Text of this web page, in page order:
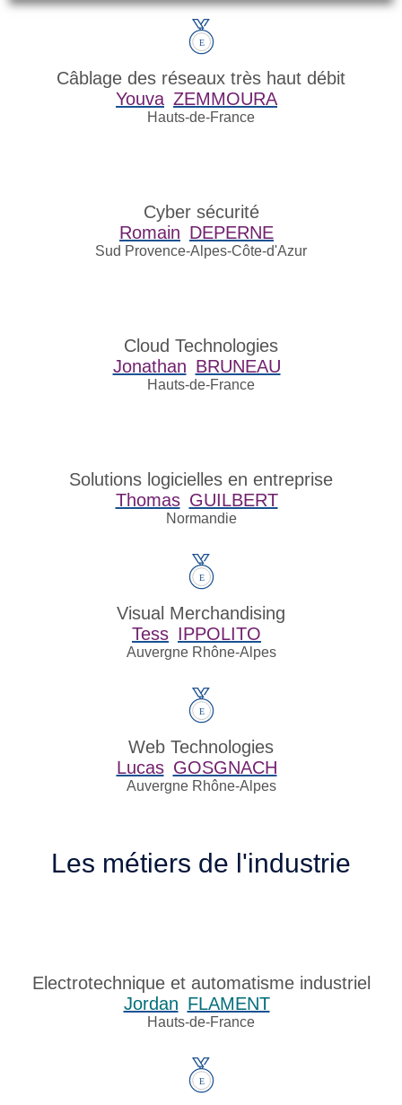
Câblage des réseaux très haut débit
Youva ZEMMOURA
Hauts-de-France
Cyber sécurité
Romain DEPERNE
Sud Provence-Alpes-Côte-d'Azur
Cloud Technologies
Jonathan BRUNEAU
Hauts-de-France
Solutions logicielles en entreprise
Thomas GUILBERT
Normandie
Visual Merchandising
Tess IPPOLITO
Auvergne Rhône-Alpes
Web Technologies
Lucas GOSGNACH
Auvergne Rhône-Alpes
Les métiers de l'industrie
Electrotechnique et automatisme industriel
Jordan FLAMENT
Hauts-de-France